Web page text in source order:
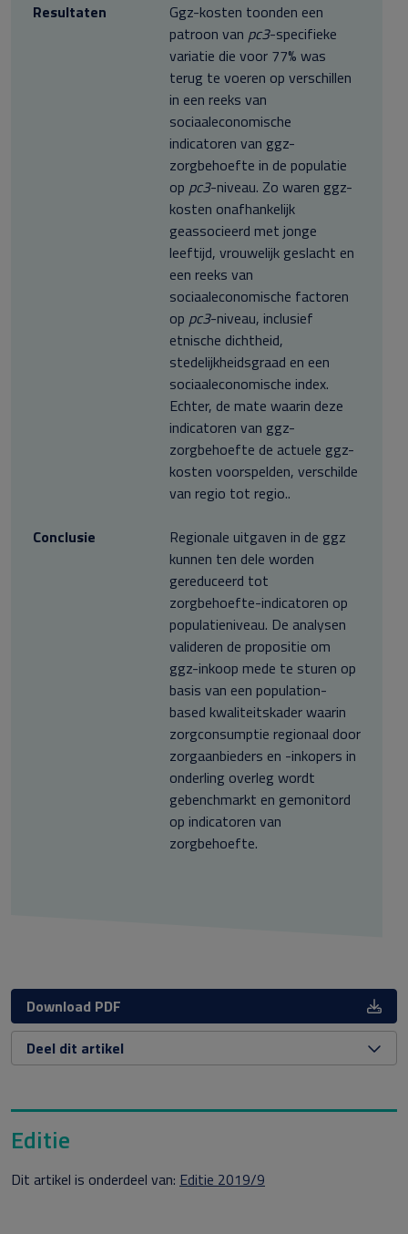
Resultaten
Ggz-kosten toonden een
patroon van pc3-specifieke
variatie die voor 77% was
terug te voeren op verschillen
in een reeks van
sociaaleconomische
indicatoren van ggz-
zorgbehoefte in de populatie
op pc3-niveau. Zo waren ggz-
kosten onafhankelijk
geassocieerd met jonge
leeftijd, vrouwelijk geslacht en
een reeks van
sociaaleconomische factoren
op pc3-niveau, inclusief
etnische dichtheid,
stedelijkheidsgraad en een
sociaaleconomische index.
Echter, de mate waarin deze
indicatoren van ggz-
zorgbehoefte de actuele ggz-
kosten voorspelden, verschilde
van regio tot regio..
Conclusie
Regionale uitgaven in de ggz
kunnen ten dele worden
gereduceerd tot
zorgbehoefte-indicatoren op
populatieniveau. De analysen
valideren de propositie om
ggz-inkoop mede te sturen op
basis van een population-
based kwaliteitskader waarin
zorgconsumptie regionaal door
zorgaanbieders en -inkopers in
onderling overleg wordt
gebenchmarkt en gemonitord
op indicatoren van
zorgbehoefte.
Download PDF
Deel dit artikel
Editie
Dit artikel is onderdeel van: Editie 2019/9